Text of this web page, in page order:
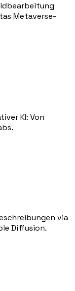
Metaverse-
KI: Von
via
Diffusion.